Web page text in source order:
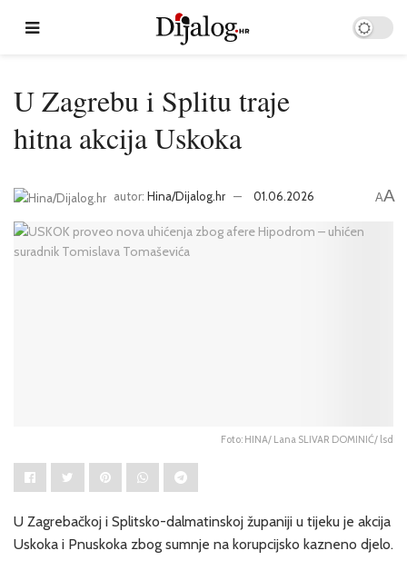
U Zagrebu i Splitu traje
hitna akcija Uskoka
autor: Hina/Dijalog.hr 01.06.2026 AA
Foto: HINA/ Lana SLIVAR DOMINIĆ/ lsd
U Zagrebačkoj i Splitsko-dalmatinskoj županiji u tijeku je akcija
Uskoka i Pnuskoka zbog sumnje na korupcijsko kazneno djelo.